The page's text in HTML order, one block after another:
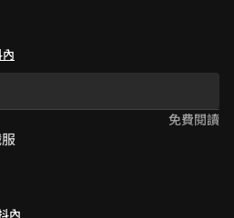
歡
員😍
就哭了XDDDD
喜歡的人的那種小男生🤨 之後會不會變
免費閱讀
內